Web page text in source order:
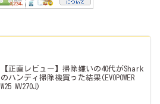
【正直レビュー】掃除嫌いの40代がShark
のハンディ掃除機買った結果(EVOPOWER
W25 WV270J)